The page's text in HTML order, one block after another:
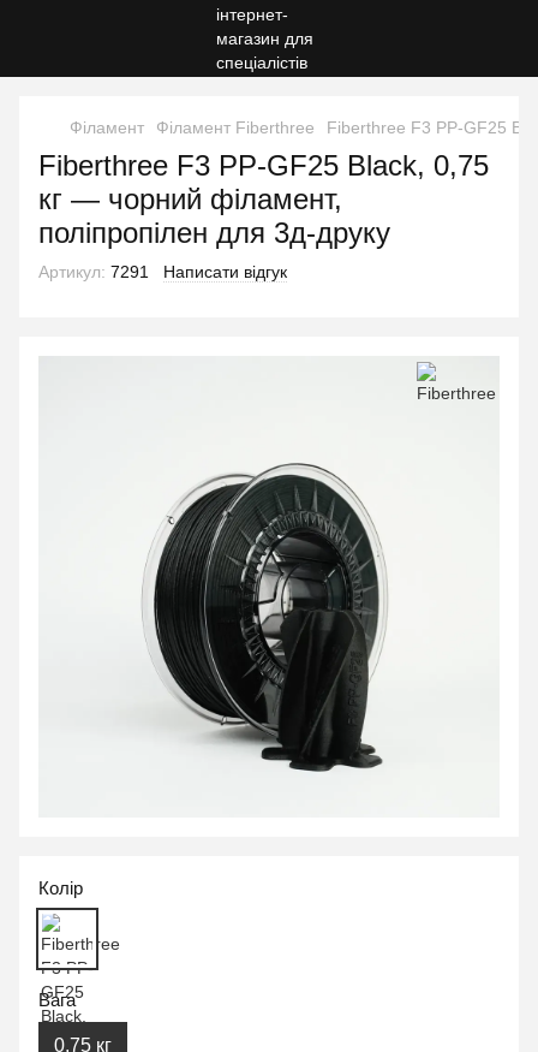
Філамент Філамент Fiberthree Fiberthree F3 PP-GF25
Fiberthree F3 PP-GF25 Black, 0,75
кг — чорний філамент,
поліпропілен для 3д-друку
Артикул: 7291 Написати відгук
Колір
Вага
0,75 кг